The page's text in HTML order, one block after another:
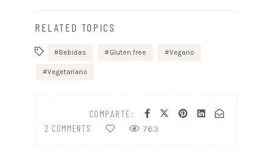
RELATED TOPICS
Bebidas Gluten free Vegano
Vegetariano
COMPARTE:
2 COMMENTS 763